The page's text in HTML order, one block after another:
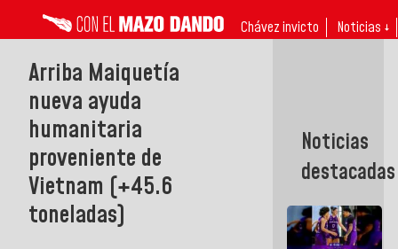
Chávez invicto Noticias ↓
Arriba Maiquetía
nueva ayuda
humanitaria
proveniente de
Vietnam (+45.6
toneladas)
Noticias
destacadas